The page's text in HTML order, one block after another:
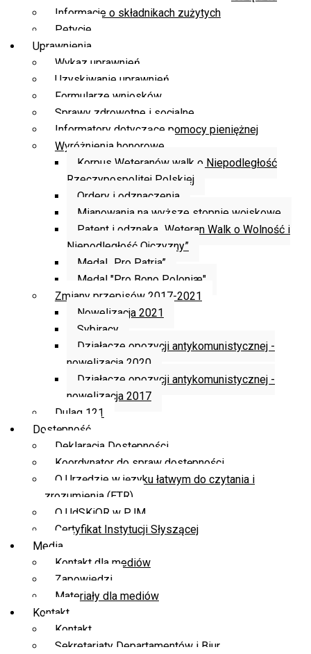
Informacje o składnikach zużytych
Petycje
Uprawnienia
Wykaz uprawnień
Uzyskiwanie uprawnień
Formularze wniosków
Sprawy zdrowotne i socjalne
Informatory dotyczące pomocy pieniężnej
Wyróżnienia honorowe
Korpus Weteranów walk o Niepodległość
Rzeczypospolitej Polskiej
Ordery i odznaczenia
Mianowania na wyższe stopnie wojskowe
Patent i odznaka „Weteran Walk o Wolność i
Niepodległość Ojczyzny”
Medal „Pro Patria”
Medal "Pro Bono Poloniæ"
Zmiany przepisów 2017-2021
Nowelizacja 2021
Sybiracy
Działacze opozycji antykomunistycznej -
nowelizacja 2020
Działacze opozycji antykomunistycznej -
nowelizacja 2017
Dulag 121
Dostępność
Deklaracja Dostępności
Koordynator do spraw dostępności
O Urzędzie w języku łatwym do czytania i
zrozumienia (ETR)
O UdSKiOR w PJM
Certyfikat Instytucji Słyszącej
Media
Kontakt dla mediów
Zapowiedzi
Materiały dla mediów
Kontakt
Kontakt
Sekretariaty Departamentów i Biur